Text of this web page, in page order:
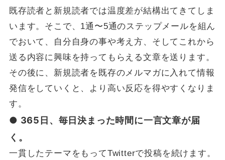
既存読者と新規読者では温度差が結構出てきてしま
います。そこで、1通〜5通のステップメールを組ん
でおいて、自分自身の事や考え方、そしてこれから
送る内容に興味を持ってもらえる文章を送ります。
その後に、新規読者を既存のメルマガに入れて情報
発信をしていくと、より高い反応を得やすくなりま
す。
● 365日、毎日決まった時間に一言文章が届
く。
一貫したテーマをもってTwitterで投稿を続けます。